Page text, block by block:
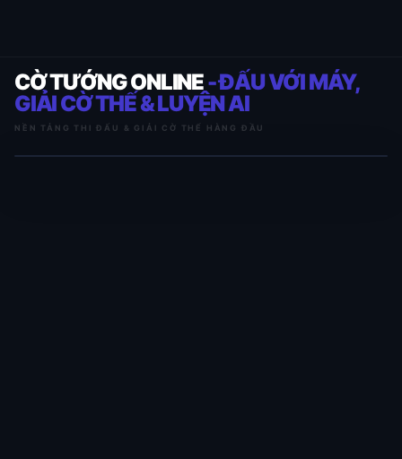
CỜ TƯỚNG ONLINE- ĐẤU VỚI MÁY,
GIẢI CỜ THẾ & LUYỆN AI
NỀN TẢNG THI ĐẤU & GIẢI CỜ THẾ HÀNG ĐẦU